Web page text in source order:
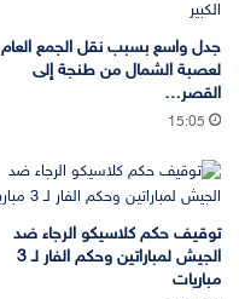
جدل واسع بسبب نقل الجمع العام
لعصبة الشمال من طنجة إلى
القصر…
15:05
توقيف حكم كلاسيكو الرجاء ضد
الجيش لمباراتين وحكم الفار لـ 3
مباريات